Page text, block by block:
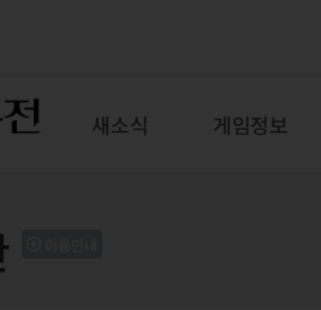
새소식 게임정보